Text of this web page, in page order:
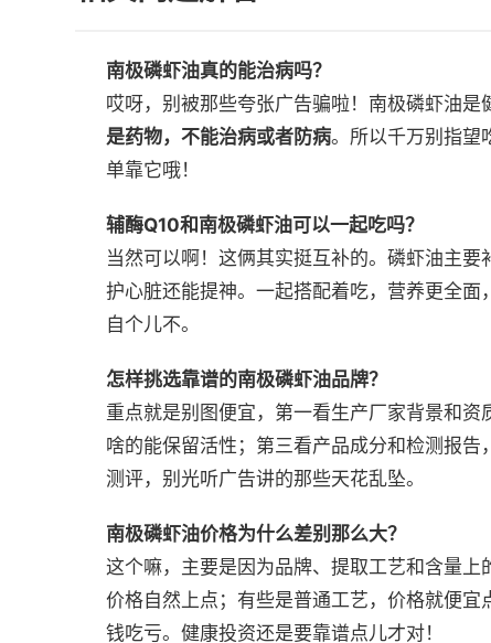
南极磷虾油真的能治病吗？
哎呀，别被那些夸张广告骗啦！南极磷虾油
是药物，不能治病或者防病。所以千万别指望
单靠它哦！
辅酶Q10和南极磷虾油可以一起吃吗？
当然可以啊！这俩其实挺互补的。磷虾油主
护心脏还能提神。一起搭配着吃，营养更全
自个儿不。
怎样挑选靠谱的南极磷虾油品牌？
重点就是别图便宜，第一看生产厂家背景和
啥的能保留活性；第三看产品成分和检测报
测评，别光听广告讲的那些天花乱坠。
南极磷虾油价格为什么差别那么大？
这个嘛，主要是因为品牌、提取工艺和含量上
价格自然上点；有些是普通工艺，价格就便
钱吃亏。健康投资还是要靠谱点儿才对！